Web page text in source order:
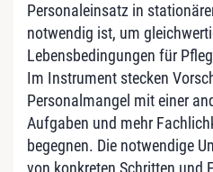
Personaleinsatz in
notwendig ist, um
Lebensbedingungen für
Im Instrument stecken
Personalmangel mit einer
Aufgaben und mehr
begegnen. Die notwendige
von konkreten Schritten und